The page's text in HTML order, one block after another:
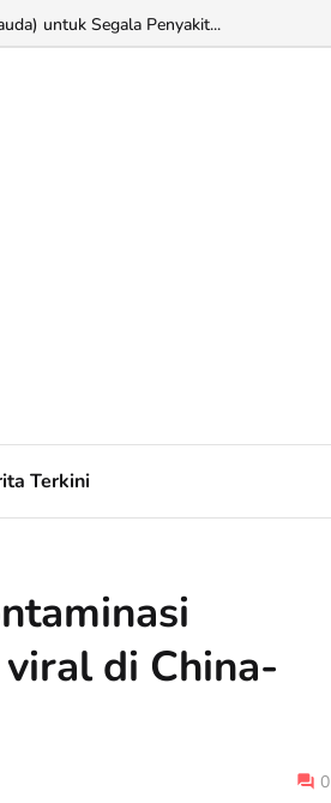
untuk Segala Penyakit...
Terkini
di China-
0